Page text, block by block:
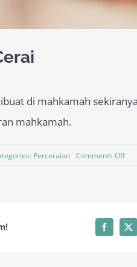
di mahkamah
mahkamah.
Perceraian Comments Offon